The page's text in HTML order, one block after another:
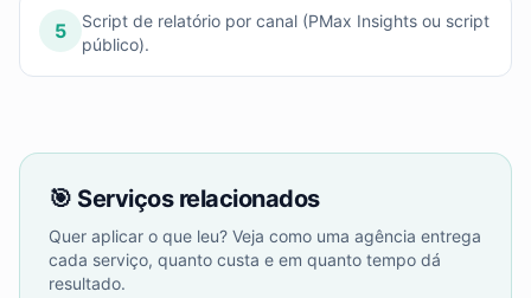
5
Script de relatório por canal (PMax Insights ou script
público).
🎯 Serviços relacionados
Quer aplicar o que leu? Veja como uma agência entrega
cada serviço, quanto custa e em quanto tempo dá
resultado.